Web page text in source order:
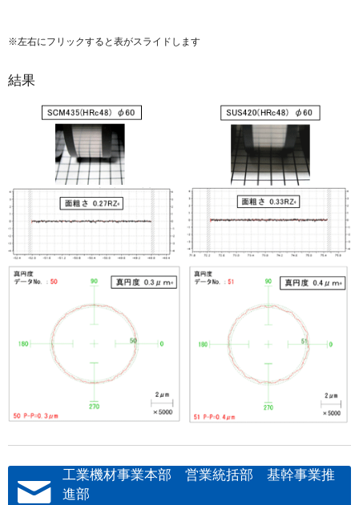
※左右にフリックすると表がスライドします
結果
工業機材事業本部 営業統括部 基幹事業推
進部